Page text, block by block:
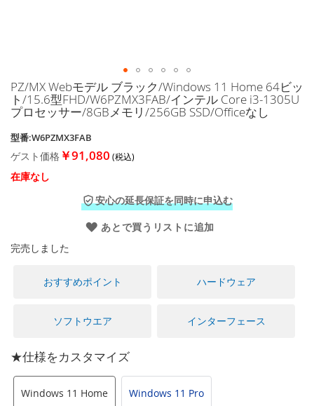
イ
メ
ー
ギ
ャ
ラ
リ
初
に
PZ/MX Webモデル ブラック/Windows 11 Home 64ビッ
ト/15.6型FHD/W6PZMX3FAB/インテル Core i3-1305U
プロセッサー/8GBメモリ/256GB SSD/Officeなし
型番:W6PZMX3FAB
ゲスト価格 ￥91,080
在庫なし
安心の延長保証を同時に申込む
あとで買うリストに追加
完売しました
おすすめポイント ハードウェア
ソフトウエア インターフェース
★仕様をカスタマイズ
Windows 11 Home Windows 11 Pro